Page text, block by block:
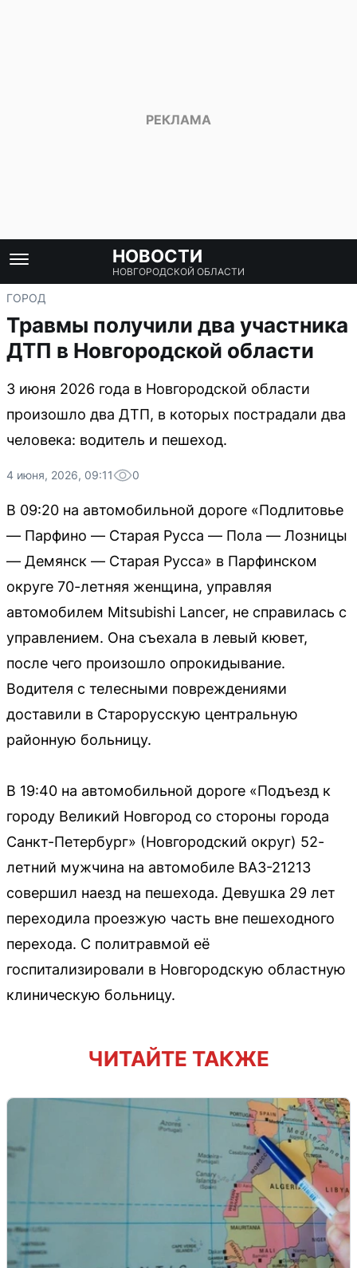
НОВОСТИ
НОВГОРОДСКОЙ ОБЛАСТИ
ГОРОД
Травмы получили два участника
ДТП в Новгородской области
3 июня 2026 года в Новгородской области
произошло два ДТП, в которых пострадали два
человека: водитель и пешеход.
4 июня, 2026, 09:11 0
В 09:20 на автомобильной дороге «Подлитовье
— Парфино — Старая Русса — Пола — Лозницы
— Демянск — Старая Русса» в Парфинском
округе 70-летняя женщина, управляя
автомобилем Mitsubishi Lancer, не справилась с
управлением. Она съехала в левый кювет,
после чего произошло опрокидывание.
Водителя с телесными повреждениями
доставили в Старорусскую центральную
районную больницу.
В 19:40 на автомобильной дороге «Подъезд к
городу Великий Новгород со стороны города
Санкт-Петербург» (Новгородский округ) 52-
летний мужчина на автомобиле ВАЗ-21213
совершил наезд на пешехода. Девушка 29 лет
переходила проезжую часть вне пешеходного
перехода. С политравмой её
госпитализировали в Новгородскую областную
клиническую больницу.
ЧИТАЙТЕ ТАКЖЕ